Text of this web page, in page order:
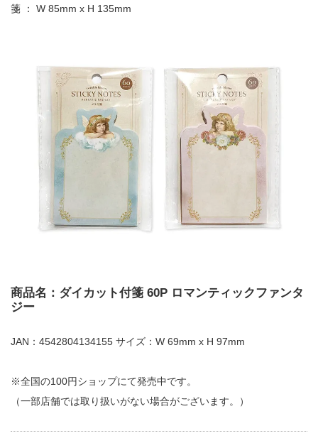
箋 ： W 85mm x H 135mm
商品名：ダイカット付箋 60P ロマンティックファンタ
ジー
JAN：4542804134155 サイズ：W 69mm x H 97mm
※全国の100円ショップにて発売中です。
（一部店舗では取り扱いがない場合がございます。）